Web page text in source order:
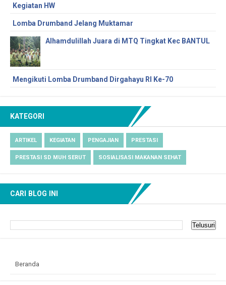
Kegiatan HW
Lomba Drumband Jelang Muktamar
Alhamdulillah Juara di MTQ Tingkat Kec BANTUL
Mengikuti Lomba Drumband Dirgahayu RI Ke-70
KATEGORI
ARTIKEL KEGIATAN PENGAJIAN PRESTASI
PRESTASI SD MUH SERUT SOSIALISASI MAKANAN SEHAT
CARI BLOG INI
Beranda